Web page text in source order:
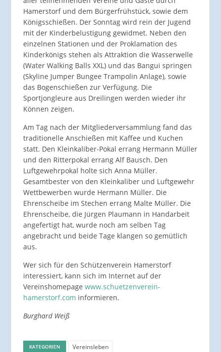
Hamerstorf und dem Bürgerfrühstück, sowie dem
Königsschießen. Der Sonntag wird rein der Jugend
mit der Kinderbelustigung gewidmet. Neben den
einzelnen Stationen und der Proklamation des
Kinderkönigs stehen als Attraktion die Wasserwelle
(Water Walking Balls XXL) und das Bangui springen
(Skyline Jumper Bungee Trampolin Anlage), sowie
das Bogenschießen zur Verfügung. Die
Sportjongleure aus Dreilingen werden wieder ihr
Können zeigen.
Am Tag nach der Mitgliederversammlung fand das
traditionelle Anschießen mit Kaffee und Kuchen
statt. Den Kleinkaliber-Pokal errang Hermann Müller
und den Ritterpokal errang Alf Bausch. Den
Luftgewehrpokal holte sich Anna Müller.
Gesamtbester von den Kleinkaliber und Luftgewehr
Wettbewerben wurde Hermann Müller. Die
Ehrenscheibe im Stechen errang Malte Müller. Die
Ehrenscheibe, die Jürgen Plaumann in Handarbeit
angefertigt hat, wurde noch am selben Tag
angebracht und beide Tage klangen so gemütlich
aus.
Wer sich für den Schützenverein Hamerstorf
interessiert, kann sich im Internet auf der
Vereinshomepage www.schuetzenverein-
hamerstorf.com informieren.
Burghard Weiß
KATEGORIEN Vereinsleben